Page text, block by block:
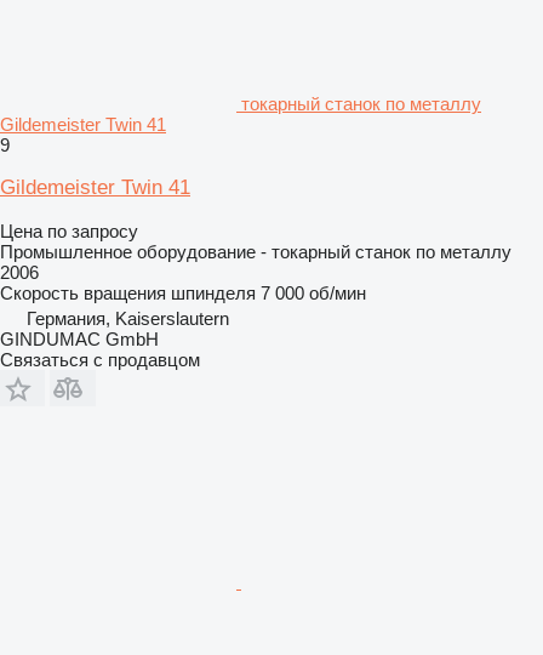
токарный станок по металлу
Gildemeister Twin 41
9
Gildemeister Twin 41
Цена по запросу
Промышленное оборудование - токарный станок по металлу
2006
Скорость вращения шпинделя 7 000 об/мин
Германия, Kaiserslautern
GINDUMAC GmbH
Связаться с продавцом